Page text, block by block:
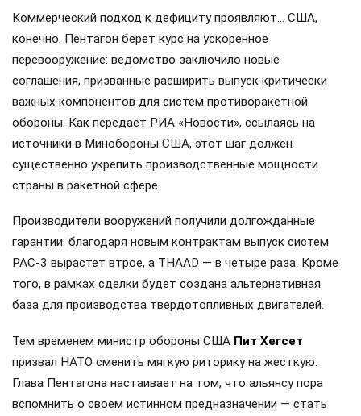
Коммерческий подход к дефициту проявляют… США,
конечно. Пентагон берет курс на ускоренное
перевооружение: ведомство заключило новые
соглашения, призванные расширить выпуск критически
важных компонентов для систем противоракетной
обороны. Как передает РИА «Новости», ссылаясь на
источники в Минобороны США, этот шаг должен
существенно укрепить производственные мощности
страны в ракетной сфере.
Производители вооружений получили долгожданные
гарантии: благодаря новым контрактам выпуск систем
PAC-3 вырастет втрое, а THAAD — в четыре раза. Кроме
того, в рамках сделки будет создана альтернативная
база для производства твердотопливных двигателей.
Тем временем министр обороны США Пит Хегсет
призвал НАТО сменить мягкую риторику на жесткую.
Глава Пентагона настаивает на том, что альянсу пора
вспомнить о своем истинном предназначении — стать